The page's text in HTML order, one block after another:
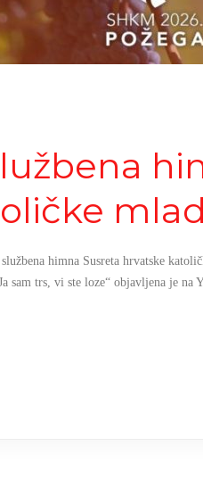
himna Susreta hrvatske
sam trs, vi ste loze“ objavljena je